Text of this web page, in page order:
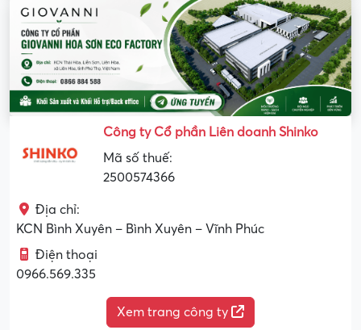
Công ty Cổ phần Liên doanh Shinko
Mã số thuế:
2500574366
Địa chỉ:
KCN Bình Xuyên – Bình Xuyên – Vĩnh Phúc
Điện thoại
0966.569.335
Xem trang công ty